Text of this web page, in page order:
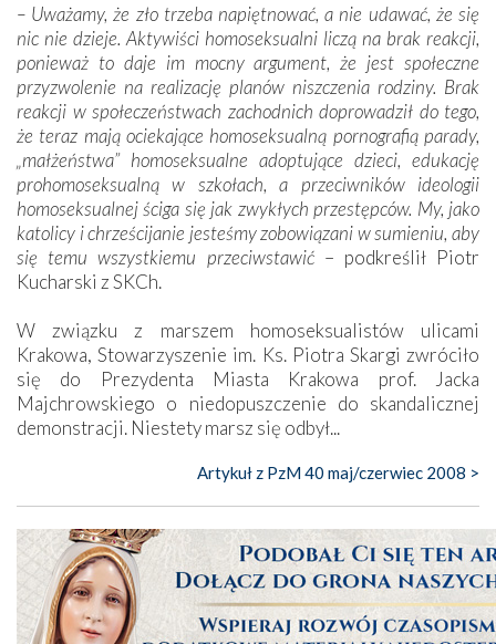
– Uważamy, że zło trzeba napiętnować, a nie udawać, że się
nic nie dzieje. Aktywiści homoseksualni liczą na brak reakcji,
ponieważ to daje im mocny argument, że jest społeczne
przyzwolenie na realizację planów niszczenia rodziny. Brak
reakcji w społeczeństwach zachodnich doprowadził do tego,
że teraz mają ociekające homoseksualną pornografią parady,
„małżeństwa” homoseksualne adoptujące dzieci, edukację
prohomoseksualną w szkołach, a przeciwników ideologii
homoseksualnej ściga się jak zwykłych przestępców. My, jako
katolicy i chrześcijanie jesteśmy zobowiązani w sumieniu, aby
się temu wszystkiemu przeciwstawić – podkreślił Piotr
Kucharski z SKCh.
W związku z marszem homoseksualistów ulicami
Krakowa, Stowarzyszenie im. Ks. Piotra Skargi zwróciło
się do Prezydenta Miasta Krakowa prof. Jacka
Majchrowskiego o niedopuszczenie do skandalicznej
demonstracji. Niestety marsz się odbył...
Artykuł z PzM 40 maj/czerwiec 2008 >